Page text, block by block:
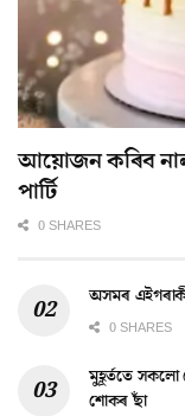
আয়োজন কৰিব
পাৰ্টি
0 SHARES
অসমৰ
0 SHARES
মুহূৰ্ততে সকলো
শোকৰ ছাঁ